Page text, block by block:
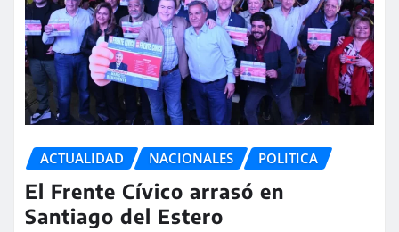
ACTUALIDAD NACIONALES POLITICA
El Frente Cívico arrasó en
Santiago del Estero